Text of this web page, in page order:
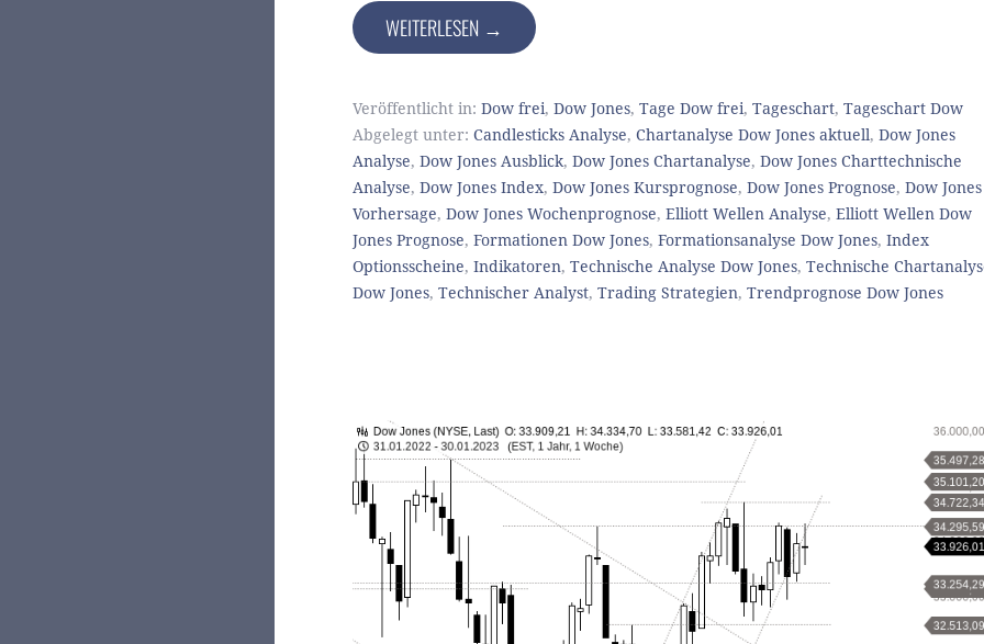
WEITERLESEN →
Veröffentlicht in: Dow frei, Dow Jones, Tage Dow frei, Tageschart, Tageschart Dow
Abgelegt unter: Candlesticks Analyse, Chartanalyse Dow Jones aktuell, Dow Jones
Analyse, Dow Jones Ausblick, Dow Jones Chartanalyse, Dow Jones Charttechnische
Analyse, Dow Jones Index, Dow Jones Kursprognose, Dow Jones Prognose, Dow Jones
Vorhersage, Dow Jones Wochenprognose, Elliott Wellen Analyse, Elliott Wellen Dow
Jones Prognose, Formationen Dow Jones, Formationsanalyse Dow Jones, Index
Optionsscheine, Indikatoren, Technische Analyse Dow Jones, Technische
Dow Jones, Technischer Analyst, Trading Strategien, Trendprognose Dow Jones